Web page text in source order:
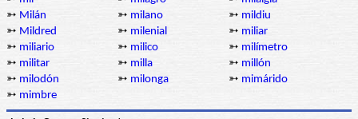
➳ Milán ➳ milano ➳ mildiu
➳ Mildred ➳ milenial ➳ miliar
➳ miliario ➳ milico ➳ milímetro
➳ militar ➳ milla ➳ millón
➳ milodón ➳ milonga ➳ mimárido
➳ mimbre